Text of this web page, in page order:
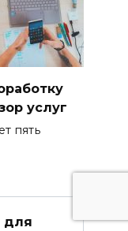
услуг
пять
для